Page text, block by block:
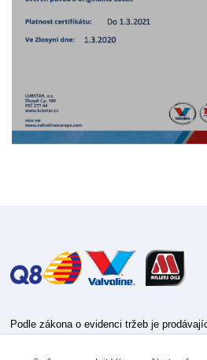
Podle zákona o evidenci tržeb je